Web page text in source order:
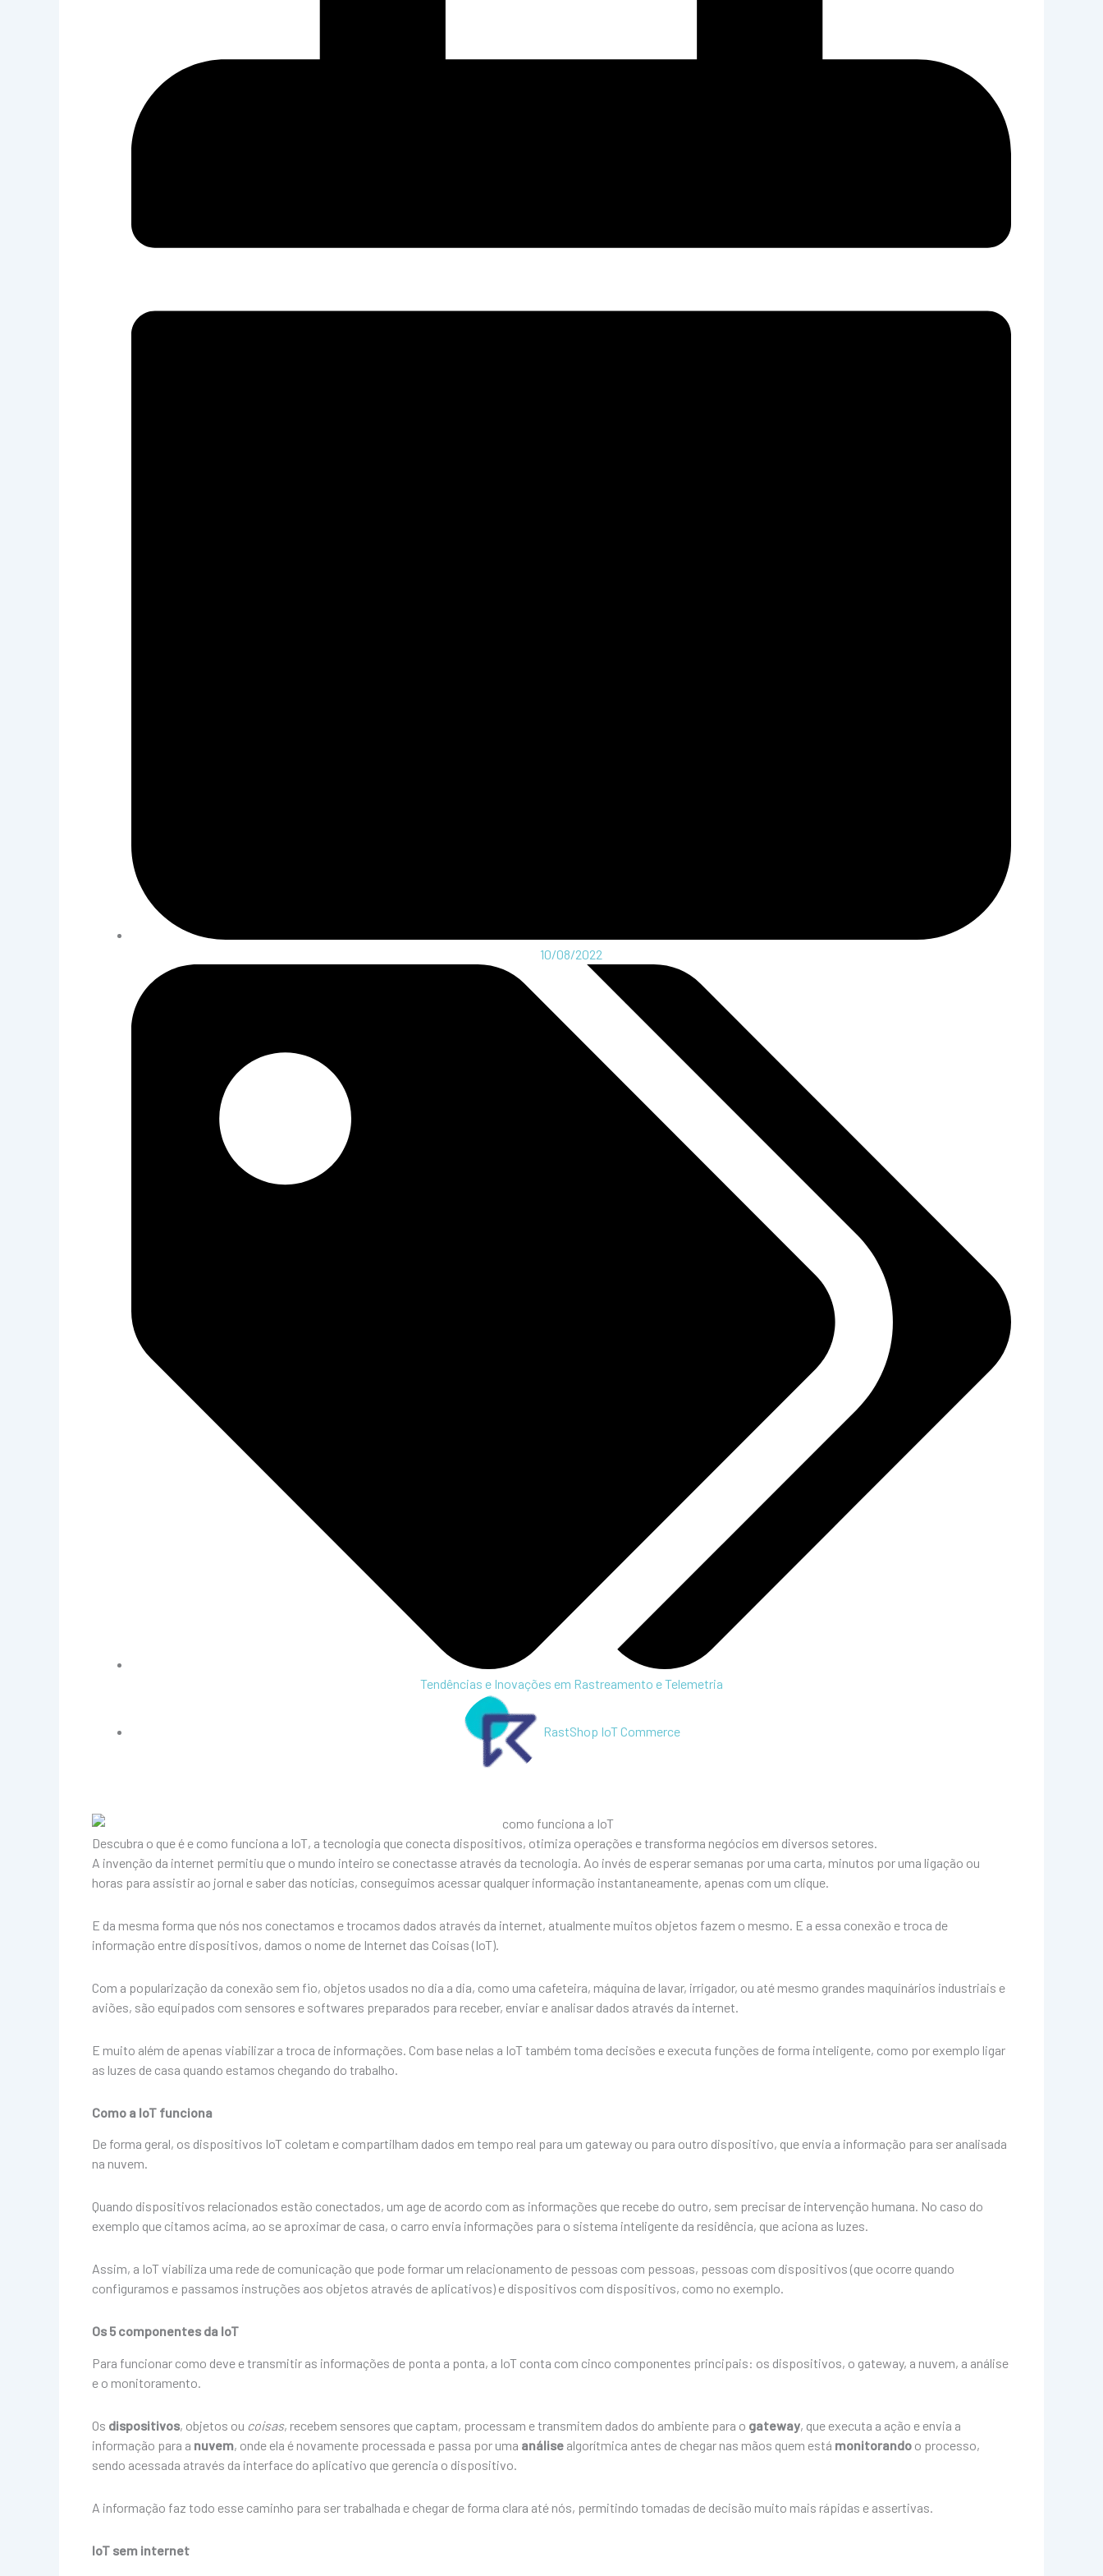
10/08/2022
Tendências e Inovações em Rastreamento e Telemetria
RastShop IoT Commerce
Descubra o que é e como funciona a IoT, a tecnologia que conecta dispositivos, otimiza operações e transforma negócios em diversos setores.
A invenção da internet permitiu que o mundo inteiro se conectasse através da tecnologia. Ao invés de esperar semanas por uma carta, minutos por uma ligação ou
horas para assistir ao jornal e saber das notícias, conseguimos acessar qualquer informação instantaneamente, apenas com um clique.
E da mesma forma que nós nos conectamos e trocamos dados através da internet, atualmente muitos objetos fazem o mesmo. E a essa conexão e troca de
informação entre dispositivos, damos o nome de Internet das Coisas (IoT).
Com a popularização da conexão sem fio, objetos usados no dia a dia, como uma cafeteira, máquina de lavar, irrigador, ou até mesmo grandes maquinários industriais e
aviões, são equipados com sensores e softwares preparados para receber, enviar e analisar dados através da internet.
E muito além de apenas viabilizar a troca de informações. Com base nelas a IoT também toma decisões e executa funções de forma inteligente, como por exemplo ligar
as luzes de casa quando estamos chegando do trabalho.
Como a IoT funciona
De forma geral, os dispositivos IoT coletam e compartilham dados em tempo real para um gateway ou para outro dispositivo, que envia a informação para ser analisada
na nuvem.
Quando dispositivos relacionados estão conectados, um age de acordo com as informações que recebe do outro, sem precisar de intervenção humana. No caso do
exemplo que citamos acima, ao se aproximar de casa, o carro envia informações para o sistema inteligente da residência, que aciona as luzes.
Assim, a IoT viabiliza uma rede de comunicação que pode formar um relacionamento de pessoas com pessoas, pessoas com dispositivos (que ocorre quando
configuramos e passamos instruções aos objetos através de aplicativos) e dispositivos com dispositivos, como no exemplo.
Os 5 componentes da IoT
Para funcionar como deve e transmitir as informações de ponta a ponta, a IoT conta com cinco componentes principais: os dispositivos, o gateway, a nuvem, a análise
e o monitoramento.
Os dispositivos, objetos ou coisas, recebem sensores que captam, processam e transmitem dados do ambiente para o gateway, que executa a ação e envia a
informação para a nuvem, onde ela é novamente processada e passa por uma análise algorítmica antes de chegar nas mãos quem está monitorando o processo,
sendo acessada através da interface do aplicativo que gerencia o dispositivo.
A informação faz todo esse caminho para ser trabalhada e chegar de forma clara até nós, permitindo tomadas de decisão muito mais rápidas e assertivas.
IoT sem internet